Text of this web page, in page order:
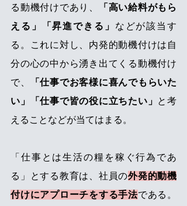
る動機付けであり、
「高い給料がもら
える」「昇進できる」 などが該当す
る。これに対し、内発的動機付けは自
分の心の中から湧き出てくる動機付け
で、
「仕事でお客様に喜んでもらいた
い」「仕事で皆の役に立ちたい」 と考
えることなどが当てはまる。
「仕事とは生活の糧を稼ぐ行為であ
る」とする教育は、社員の外発的動機
付けにアプローチをする手法である。